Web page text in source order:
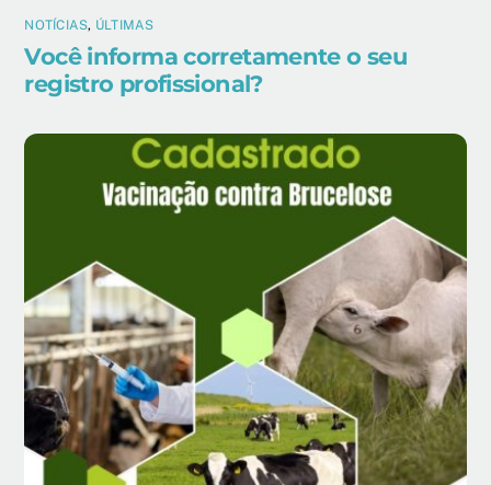
NOTÍCIAS, ÚLTIMAS
Você informa corretamente o seu
registro profissional?